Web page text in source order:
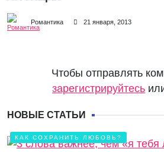
Романтика 21 января, 2013
Чтобы отправлять
зарегистрируйтесь
НОВЫЕ СТАТЬИ
КАК СОХРАНИТЬ ЛЮБОВЬ?